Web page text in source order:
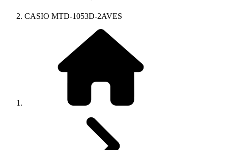
CASIO MTD-1053D-2AVES